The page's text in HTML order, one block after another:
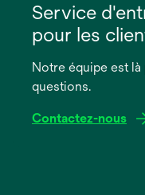
dans
nouvel
onglet
Service
pour les
Notre équipe est
questions.
Contactez-nous